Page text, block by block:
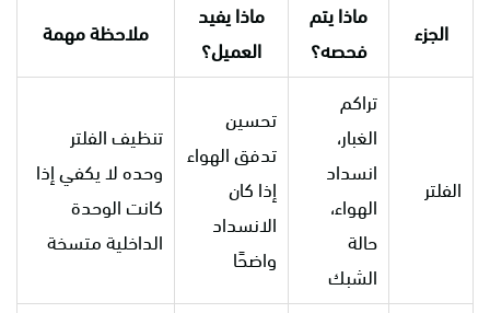
الجزء
ماذا يتم
فحصه؟
ماذا يفيد
العميل؟
ملاحظة مهمة
الفلتر
تراكم
الغبار،
انسداد
الهواء،
حالة
الشبك
تحسين
تدفق الهواء
إذا كان
الانسداد
واضحًا
تنظيف الفلتر
وحده لا يكفي إذا
كانت الوحدة
الداخلية متسخة